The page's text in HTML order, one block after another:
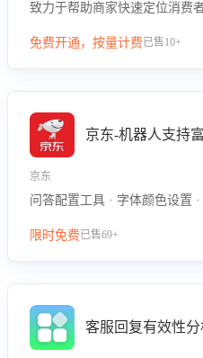
致力于帮助商家快速定位消费
或其它部门原因，明确责任归
免费开通，按量计费已售10+
京东-机器人支持
京东
问答配置工具 · 字体颜色设置
限时免费已售69+
客服回复有效性